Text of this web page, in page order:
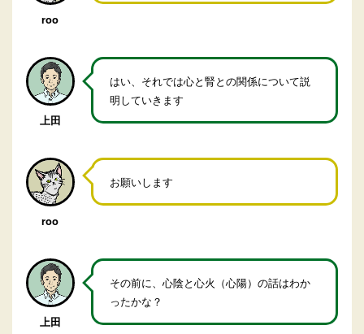
roo
上田
はい、それでは心と腎との関係について説
明していきます
roo
お願いします
上田
その前に、心陰と心火（心陽）の話はわか
ったかな？